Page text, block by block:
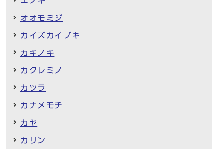
オオモミジ
カイズカイブキ
カキノキ
カクレミノ
カツラ
カナメモチ
カヤ
カリン